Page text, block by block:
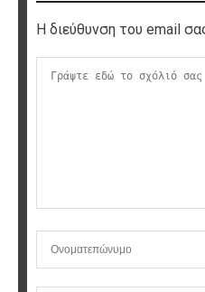
Η διεύθυνση του email